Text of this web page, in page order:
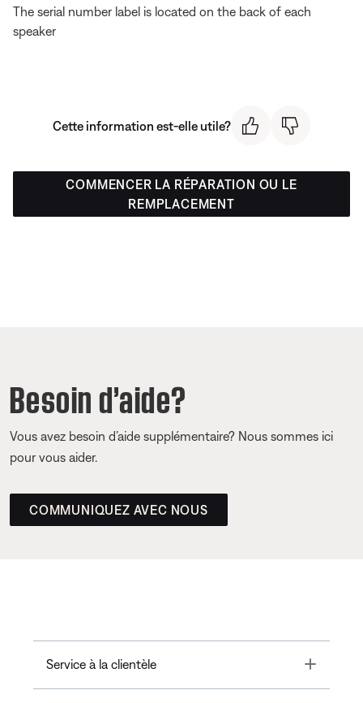
The serial number label is located on the back of each
speaker
Cette information est-elle utile?
COMMENCER LA RÉPARATION OU LE
REMPLACEMENT
Besoin d’aide?
Vous avez besoin d’aide supplémentaire? Nous sommes ici
pour vous aider.
COMMUNIQUEZ AVEC NOUS
Service à la clientèle Toggle